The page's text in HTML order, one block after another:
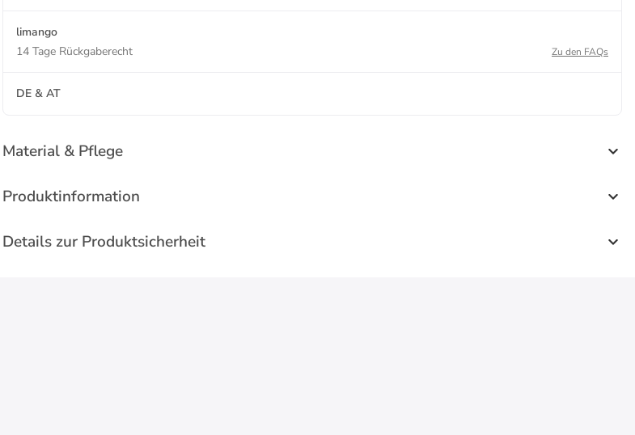
limango
14 Tage Rückgaberecht
Zu den FAQs
DE & AT
Material & Pflege
Produktinformation
Details zur Produktsicherheit